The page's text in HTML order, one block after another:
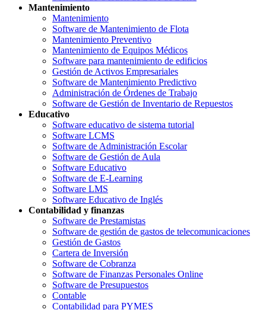
Mantenimiento
Mantenimiento
Software de Mantenimiento de Flota
Mantenimiento Preventivo
Mantenimiento de Equipos Médicos
Software para mantenimiento de edificios
Gestión de Activos Empresariales
Software de Mantenimiento Predictivo
Administración de Órdenes de Trabajo
Software de Gestión de Inventario de Repuestos
Educativo
Software educativo de sistema tutorial
Software LCMS
Software de Administración Escolar
Software de Gestión de Aula
Software Educativo
Software de E-Learning
Software LMS
Software Educativo de Inglés
Contabilidad y finanzas
Software de Prestamistas
Software de gestión de gastos de telecomunicaciones
Gestión de Gastos
Cartera de Inversión
Software de Cobranza
Software de Finanzas Personales Online
Software de Presupuestos
Contable
Contabilidad para PYMES